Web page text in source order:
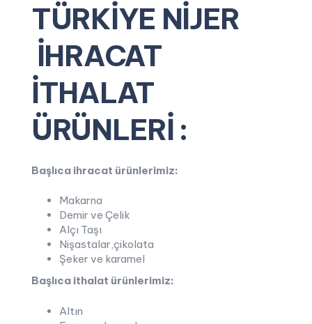
TÜRKİYE NİJER
İHRACAT
İTHALAT
ÜRÜNLERİ :
Başlıca ihracat ürünlerimiz:
Makarna
Demir ve Çelik
Alçı Taşı
Nişastalar,çikolata
Şeker ve karamel
Başlıca ithalat ürünlerimiz:
Altın